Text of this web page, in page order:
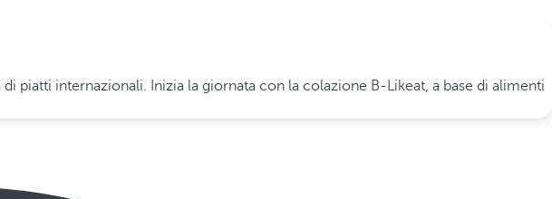
piatti internazionali. Inizia la giornata con la colazione B-Likeat, a base di alimenti